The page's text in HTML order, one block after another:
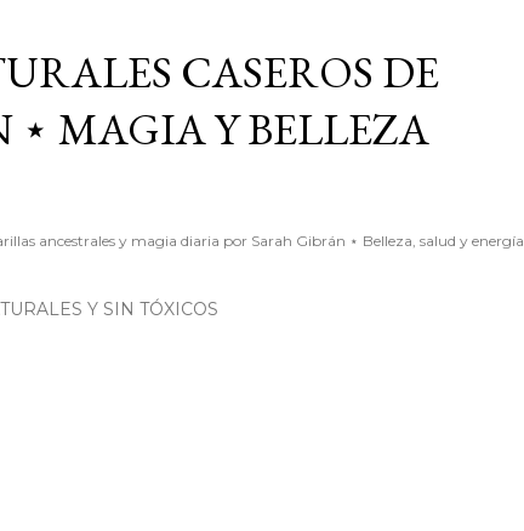
CASEROS DE
MAGIA Y BELLEZA
ancestrales y magia diaria por Sarah Gibrán ⋆ Belleza, salud y energía
Y SIN TÓXICOS